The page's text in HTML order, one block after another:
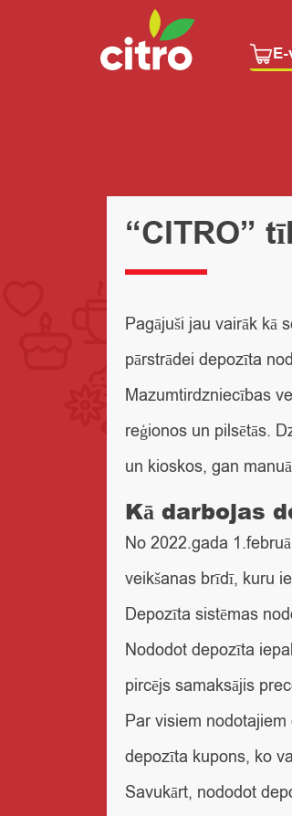
“CITRO”
Pagājuši jau vairāk kā
pārstrādei depozīta
Mazumtirdzniecības
reģionos un pilsētās.
un kioskos, gan
Kā darbojas
No 2022.gada
veikšanas brīdī, kuru
Depozīta sistēmas
Nododot depozīta
pircējs samaksājis
Par visiem
depozīta kupons, ko
Savukārt, nododot